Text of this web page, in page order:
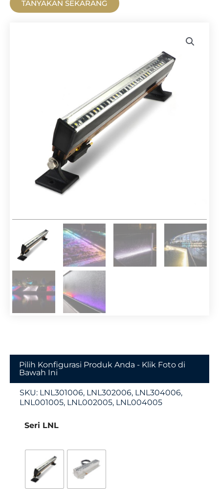
TANYAKAN SEKARANG
Pilih Konfigurasi Produk Anda - Klik Foto di
Bawah Ini
SKU: LNL301006, LNL302006, LNL304006,
LNL001005, LNL002005, LNL004005
Seri LNL